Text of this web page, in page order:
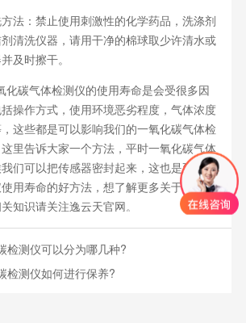
：禁止使用刺激性的化学药品，洗涤剂
清洗仪器，请用干净的棉球取少许清水或
及时擦干。
碳气体检测仪的使用寿命是会受很多因
操作方式，使用环境恶劣程度，气体浓度
这些都是可以影响我们的一氧化碳气体检
里告诉大家一个方法，平时一氧化碳气体
们可以把传感器密封起来，这也是延长一
用寿命的好方法，想了解更多关于一氧化
知识请关注逸云天官网。
检测仪可以分为哪几种?
检测仪如何进行保养?